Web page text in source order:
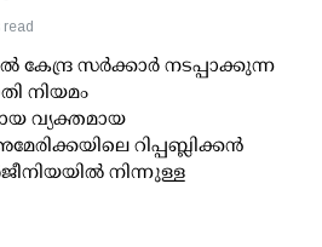
സർക്കാർ നടപ്പാക്കുന്ന
നിയമം
വ്യക്തമായ
റിപ്പബ്ലിക്കൻ
നിന്നുള്ള